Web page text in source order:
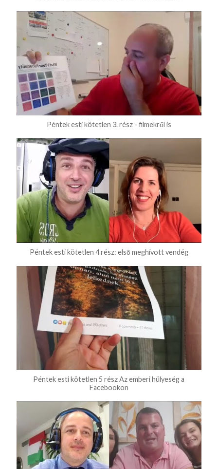
Péntek esti kötetlen 3. rész - filmekről is
Péntek esti kötetlen 4 rész: első meghívott vendég
Péntek esti kötetlen 5 rész Az emberi hülyeség a
Facebookon